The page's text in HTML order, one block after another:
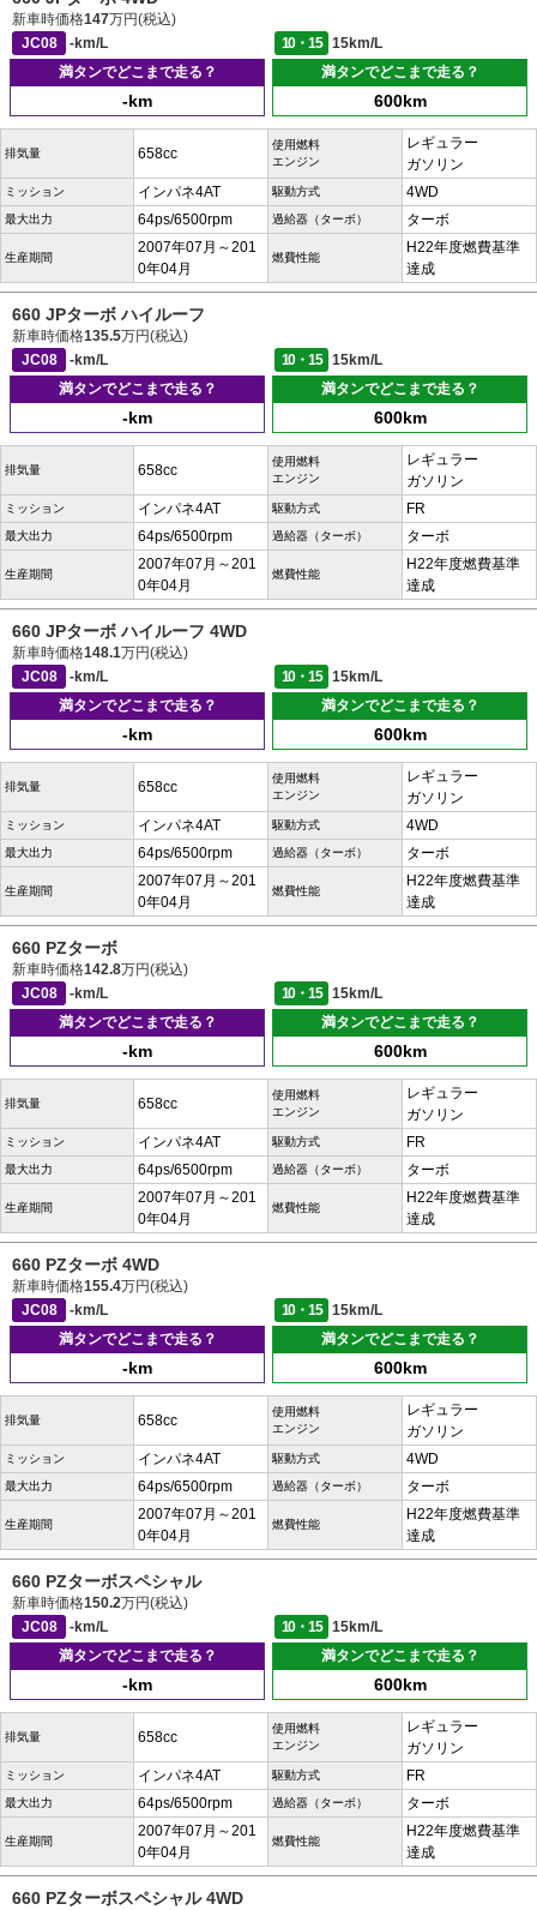
新車時価格147万円(税込)
JC08
-km/L 10・15
15km/L
満タンでどこまで走る？
-km
満タンでどこまで走る？
600km
排気量 658cc
使用燃料
エンジン
レギュラー
ガソリン
ミッション インパネ4AT 駆動方式 4WD
最大出力 64ps/6500rpm 過給器（ターボ） ターボ
生産期間
2007年07月～201
0年04月
燃費性能
H22年度燃費基準
達成
660 JPターボ ハイルーフ
新車時価格135.5万円(税込)
JC08
-km/L 10・15
15km/L
満タンでどこまで走る？
-km
満タンでどこまで走る？
600km
排気量 658cc
使用燃料
エンジン
レギュラー
ガソリン
ミッション インパネ4AT 駆動方式 FR
最大出力 64ps/6500rpm 過給器（ターボ） ターボ
生産期間
2007年07月～201
0年04月
燃費性能
H22年度燃費基準
達成
660 JPターボ ハイルーフ 4WD
新車時価格148.1万円(税込)
JC08
-km/L 10・15
15km/L
満タンでどこまで走る？
-km
満タンでどこまで走る？
600km
排気量 658cc
使用燃料
エンジン
レギュラー
ガソリン
ミッション インパネ4AT 駆動方式 4WD
最大出力 64ps/6500rpm 過給器（ターボ） ターボ
生産期間
2007年07月～201
0年04月
燃費性能
H22年度燃費基準
達成
660 PZターボ
新車時価格142.8万円(税込)
JC08
-km/L 10・15
15km/L
満タンでどこまで走る？
-km
満タンでどこまで走る？
600km
排気量 658cc
使用燃料
エンジン
レギュラー
ガソリン
ミッション インパネ4AT 駆動方式 FR
最大出力 64ps/6500rpm 過給器（ターボ） ターボ
生産期間
2007年07月～201
0年04月
燃費性能
H22年度燃費基準
達成
660 PZターボ 4WD
新車時価格155.4万円(税込)
JC08
-km/L 10・15
15km/L
満タンでどこまで走る？
-km
満タンでどこまで走る？
600km
排気量 658cc
使用燃料
エンジン
レギュラー
ガソリン
ミッション インパネ4AT 駆動方式 4WD
最大出力 64ps/6500rpm 過給器（ターボ） ターボ
生産期間
2007年07月～201
0年04月
燃費性能
H22年度燃費基準
達成
660 PZターボスペシャル
新車時価格150.2万円(税込)
JC08
-km/L 10・15
15km/L
満タンでどこまで走る？
-km
満タンでどこまで走る？
600km
排気量 658cc
使用燃料
エンジン
レギュラー
ガソリン
ミッション インパネ4AT 駆動方式 FR
最大出力 64ps/6500rpm 過給器（ターボ） ターボ
生産期間
2007年07月～201
0年04月
燃費性能
H22年度燃費基準
達成
660 PZターボスペシャル 4WD